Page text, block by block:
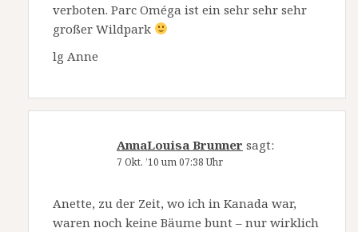
verboten. Parc Oméga ist ein sehr sehr sehr
großer Wildpark
lg Anne
AnnaLouisa Brunner sagt:
7 Okt. ’10 um 07:38 Uhr
Anette, zu der Zeit, wo ich in Kanada war,
waren noch keine Bäume bunt – nur wirklich